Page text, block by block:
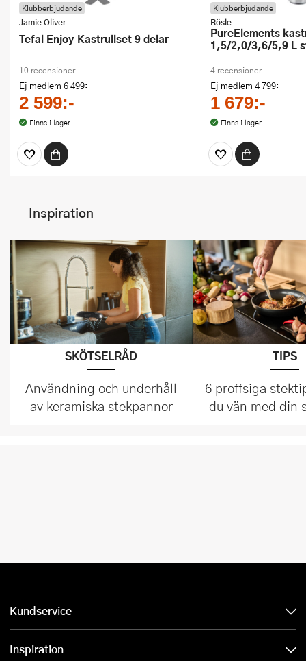
Klubberbjudande
Jamie Oliver
Tefal Enjoy Kastrullset 9 delar
10 recensioner
Ej medlem 6 499:-
2 599:-
Finns i lager
Klubberbjudande
Rösle
PureElements kastrullset 7 delar
1,5/2,0/3,6/5,9 L
4 recensioner
Ej medlem 4 799:-
1 679:-
Finns i lager
Inspiration
SKÖTSELRÅD
Användning och underhåll
av keramiska stekpannor
TIPS
6 proffsiga
du vän med din
Kundservice
Inspiration